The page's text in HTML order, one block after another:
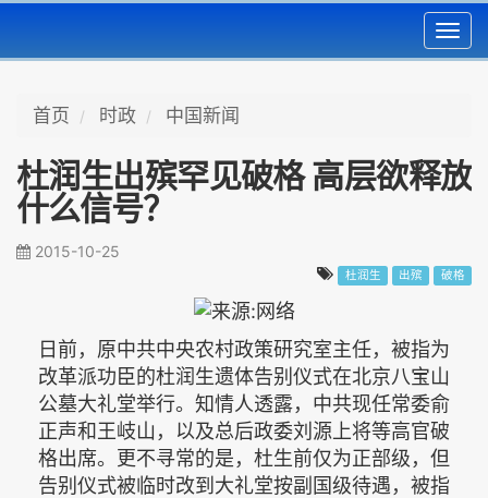
首页 时政 中国新闻
杜润生出殡罕见破格 高层欲释放
什么信号？
2015-10-25
杜润生 出殡 破格
日前，原中共中央农村政策研究室主任，被指为
改革派功臣的杜润生遗体告别仪式在北京八宝山
公墓大礼堂举行。知情人透露，中共现任常委俞
正声和王岐山，以及总后政委刘源上将等高官破
格出席。更不寻常的是，杜生前仅为正部级，但
告别仪式被临时改到大礼堂按副国级待遇，被指